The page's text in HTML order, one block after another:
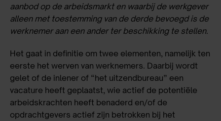
aanbod op de arbeidsmarkt en waarbij de werkgever
alleen met toestemming van de derde bevoegd is de
werknemer aan een ander ter beschikking te stellen.
Het gaat in definitie om twee elementen, namelijk ten
eerste het werven van werknemers. Daarbij wordt
gelet of de inlener of “het uitzendbureau” een
vacature heeft geplaatst, wie actief de potentiële
arbeidskrachten heeft benaderd en/of de
opdrachtgevers actief zijn betrokken bij het